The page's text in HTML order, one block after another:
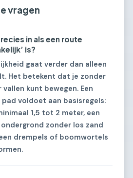
vragen
in als een route
is?
gaat verder dan alleen
Het betekent dat je zonder
kunt bewegen. Een
voldoet aan basisregels:
1,5 tot 2 meter, een
zonder los zand
drempels of boomwortels